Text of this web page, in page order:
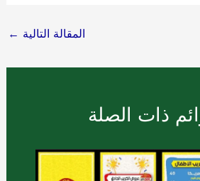
المقالة التالية ←
ذات الصلة